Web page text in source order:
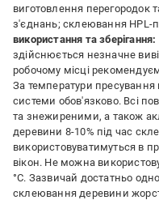
виготовлення перегородок
з'єднань; склеювання HPL-
використання та зберігання:
здійснюється незначне
робочому місці
За температури пресування
системи обов'язково. Всі
та знежиреними, а також
деревини 8-10% під час
використовуватимуться в
вікон. Не можна
°C. Зазвичай достатньо
склеювання деревини